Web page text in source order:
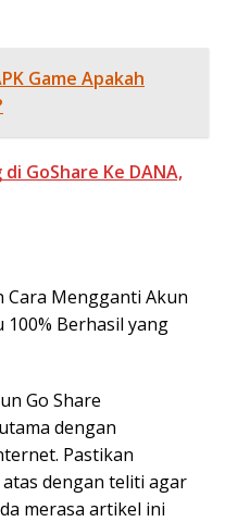
Game Apakah
GoShare Ke DANA,
Cara Mengganti Akun
Berhasil yang
Go Share
dengan
Pastikan
dengan teliti agar
merasa artikel ini